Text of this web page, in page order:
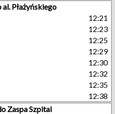
al. Płażyńskiego
12:21
12:23
12:25
12:29
12:30
12:32
12:35
12:38
Zaspa Szpital